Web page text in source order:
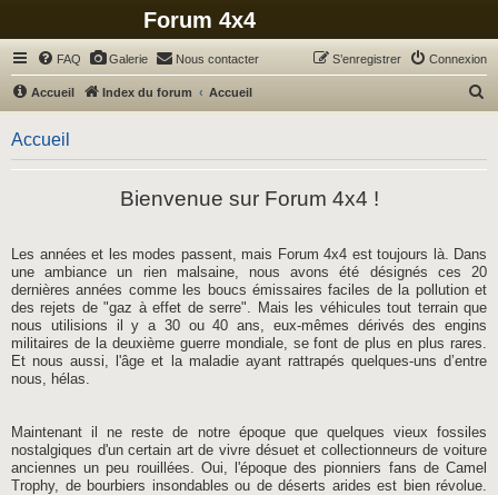
Forum 4x4
FAQ Galerie Nous contacter Connexion
S’enregistrer
Accueil Index du forum Accueil
h
h
e
Accueil
Bienvenue sur Forum 4x4 !
Les années et les modes passent, mais Forum 4x4 est toujours là. Dans
une ambiance un rien malsaine, nous avons été désignés ces 20
dernières années comme les boucs émissaires faciles de la pollution et
des rejets de "gaz à effet de serre". Mais les véhicules tout terrain que
nous utilisions il y a 30 ou 40 ans, eux-mêmes dérivés des engins
militaires de la deuxième guerre mondiale, se font de plus en plus rares.
Et nous aussi, l'âge et la maladie ayant rattrapés quelques-uns d’entre
nous, hélas.
Maintenant il ne reste de notre époque que quelques vieux fossiles
nostalgiques d'un certain art de vivre désuet et collectionneurs de voiture
anciennes un peu rouillées. Oui, l'époque des pionniers fans de Camel
Trophy, de bourbiers insondables ou de déserts arides est bien révolue.